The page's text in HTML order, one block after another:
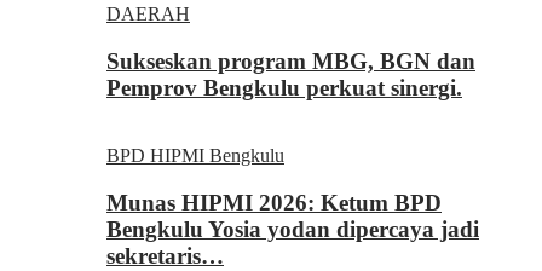
DAERAH
Sukseskan program MBG, BGN dan
Pemprov Bengkulu perkuat sinergi.
BPD HIPMI Bengkulu
Munas HIPMI 2026: Ketum BPD
Bengkulu Yosia yodan dipercaya jadi
sekretaris…